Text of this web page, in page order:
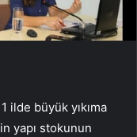
ilde büyük yıkıma
yapı stokunun